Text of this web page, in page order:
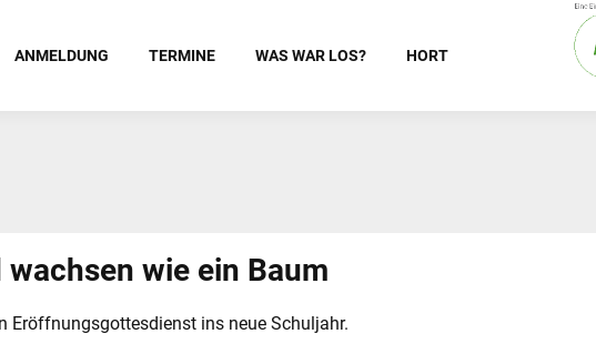
ANMELDUNG TERMINE WAS WAR LOS? HORT
wie ein Baum
Eröffnungsgottesdienst ins neue Schuljahr.